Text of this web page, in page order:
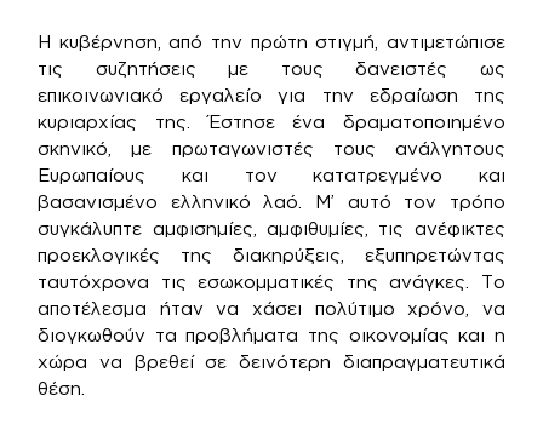
Η κυβέρνηση, από την πρώτη στιγμή, αντιμετώπισε
τις συζητήσεις με τους δανειστές ως
επικοινωνιακό εργαλείο για την εδραίωση της
κυριαρχίας της. Έστησε ένα δραματοποιημένο
σκηνικό, με πρωταγωνιστές τους ανάλγητους
Ευρωπαίους και τον κατατρεγμένο και
βασανισμένο ελληνικό λαό. Μ’ αυτό τον τρόπο
συγκάλυπτε αμφισημίες, αμφιθυμίες, τις ανέφικτες
προεκλογικές της διακηρύξεις, εξυπηρετώντας
ταυτόχρονα τις εσωκομματικές της ανάγκες. Το
αποτέλεσμα ήταν να χάσει πολύτιμο χρόνο, να
διογκωθούν τα προβλήματα της οικονομίας και η
χώρα να βρεθεί σε δεινότερη διαπραγματευτικά
θέση.